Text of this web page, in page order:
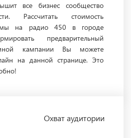
все бизнес сообщество
Рассчитать стоимость
на радио 450 в городе
предварительный
кампании Вы можете
на данной странице. Это
Охватаудитории